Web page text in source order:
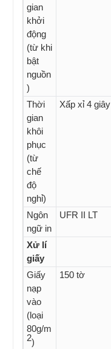
gian
khởi
động
(từ khi
bật
nguồn
)
Thời
gian
khôi
phục
(từ
chế
độ
nghỉ)
Xấp xỉ 4 giây
Ngôn
ngữ in
UFR II LT
Xử lí
giấy
Giấy
nạp
vào
(loại
80g/m
2)
150 tờ